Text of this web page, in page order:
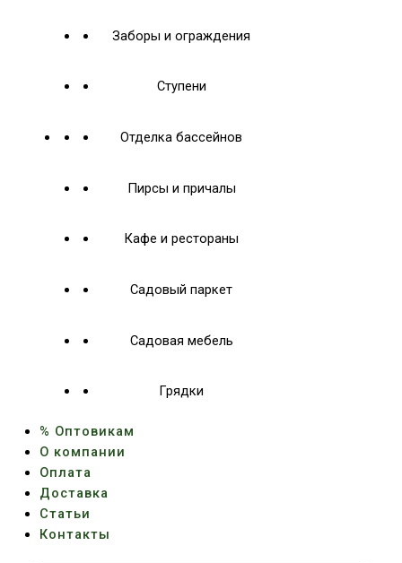
Заборы и ограждения
Ступени
Отделка бассейнов
Пирсы и причалы
Кафе и рестораны
Садовый паркет
Садовая мебель
Грядки
% Оптовикам
О компании
Оплата
Доставка
Статьи
Контакты